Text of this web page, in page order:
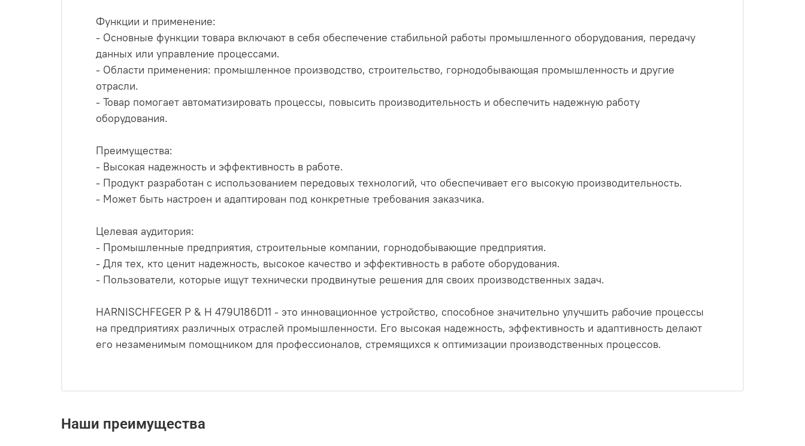
Функции и применение:
- Основные функции товара включают в себя обеспечение стабильной работы промышленного оборудования, передачу
данных или управление процессами.
- Области применения: промышленное производство, строительство, горнодобывающая промышленность и другие
отрасли.
- Товар помогает автоматизировать процессы, повысить производительность и обеспечить надежную работу
оборудования.
Преимущества:
- Высокая надежность и эффективность в работе.
- Продукт разработан с использованием передовых технологий, что обеспечивает его высокую производительность.
- Может быть настроен и адаптирован под конкретные требования заказчика.
Целевая аудитория:
- Промышленные предприятия, строительные компании, горнодобывающие предприятия.
- Для тех, кто ценит надежность, высокое качество и эффективность в работе оборудования.
- Пользователи, которые ищут технически продвинутые решения для своих производственных задач.
HARNISCHFEGER P & H 479U186D11 - это инновационное устройство, способное значительно улучшить рабочие процессы
на предприятиях различных отраслей промышленности. Его высокая надежность, эффективность и адаптивность делают
его незаменимым помощником для профессионалов, стремящихся к оптимизации производственных процессов.
Наши преимущества